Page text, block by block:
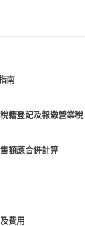
南
籍登記及報繳營業稅
額應合併計算
費用